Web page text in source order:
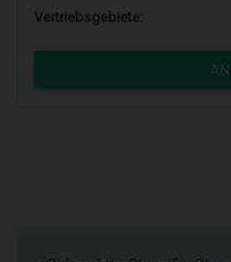
Vertriebsgebiete: